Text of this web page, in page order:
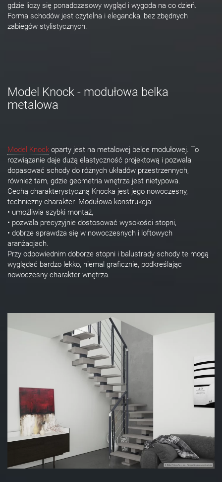
gdzie liczy się ponadczasowy wygląd i wygoda na co dzień.
Forma schodów jest czytelna i elegancka, bez zbędnych
zabiegów stylistycznych.
Model Knock - modułowa belka
metalowa
Model Knock oparty jest na metalowej belce modułowej. To
rozwiązanie daje dużą elastyczność projektową i pozwala
dopasować schody do różnych układów przestrzennych,
również tam, gdzie geometria wnętrza jest nietypowa.
Cechą charakterystyczną Knocka jest jego nowoczesny,
techniczny charakter. Modułowa konstrukcja:
• umożliwia szybki montaż,
• pozwala precyzyjnie dostosować wysokości stopni,
• dobrze sprawdza się w nowoczesnych i loftowych
aranżacjach.
Przy odpowiednim doborze stopni i balustrady schody te mogą
wyglądać bardzo lekko, niemal graficznie, podkreślając
nowoczesny charakter wnętrza.